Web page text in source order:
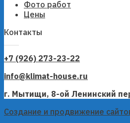
Фото работ
Цены
Контакты
+7 (926) 273-23-22
info@klimat-house.ru
г. Мытищи, 8-ой Ленинский
Создание и продвижение